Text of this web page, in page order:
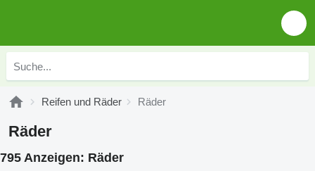
Reifen und Räder Räder
Räder
795 Anzeigen: Räder